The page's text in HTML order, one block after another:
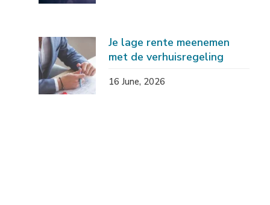
Je lage rente meenemen
met de verhuisregeling
16 June, 2026